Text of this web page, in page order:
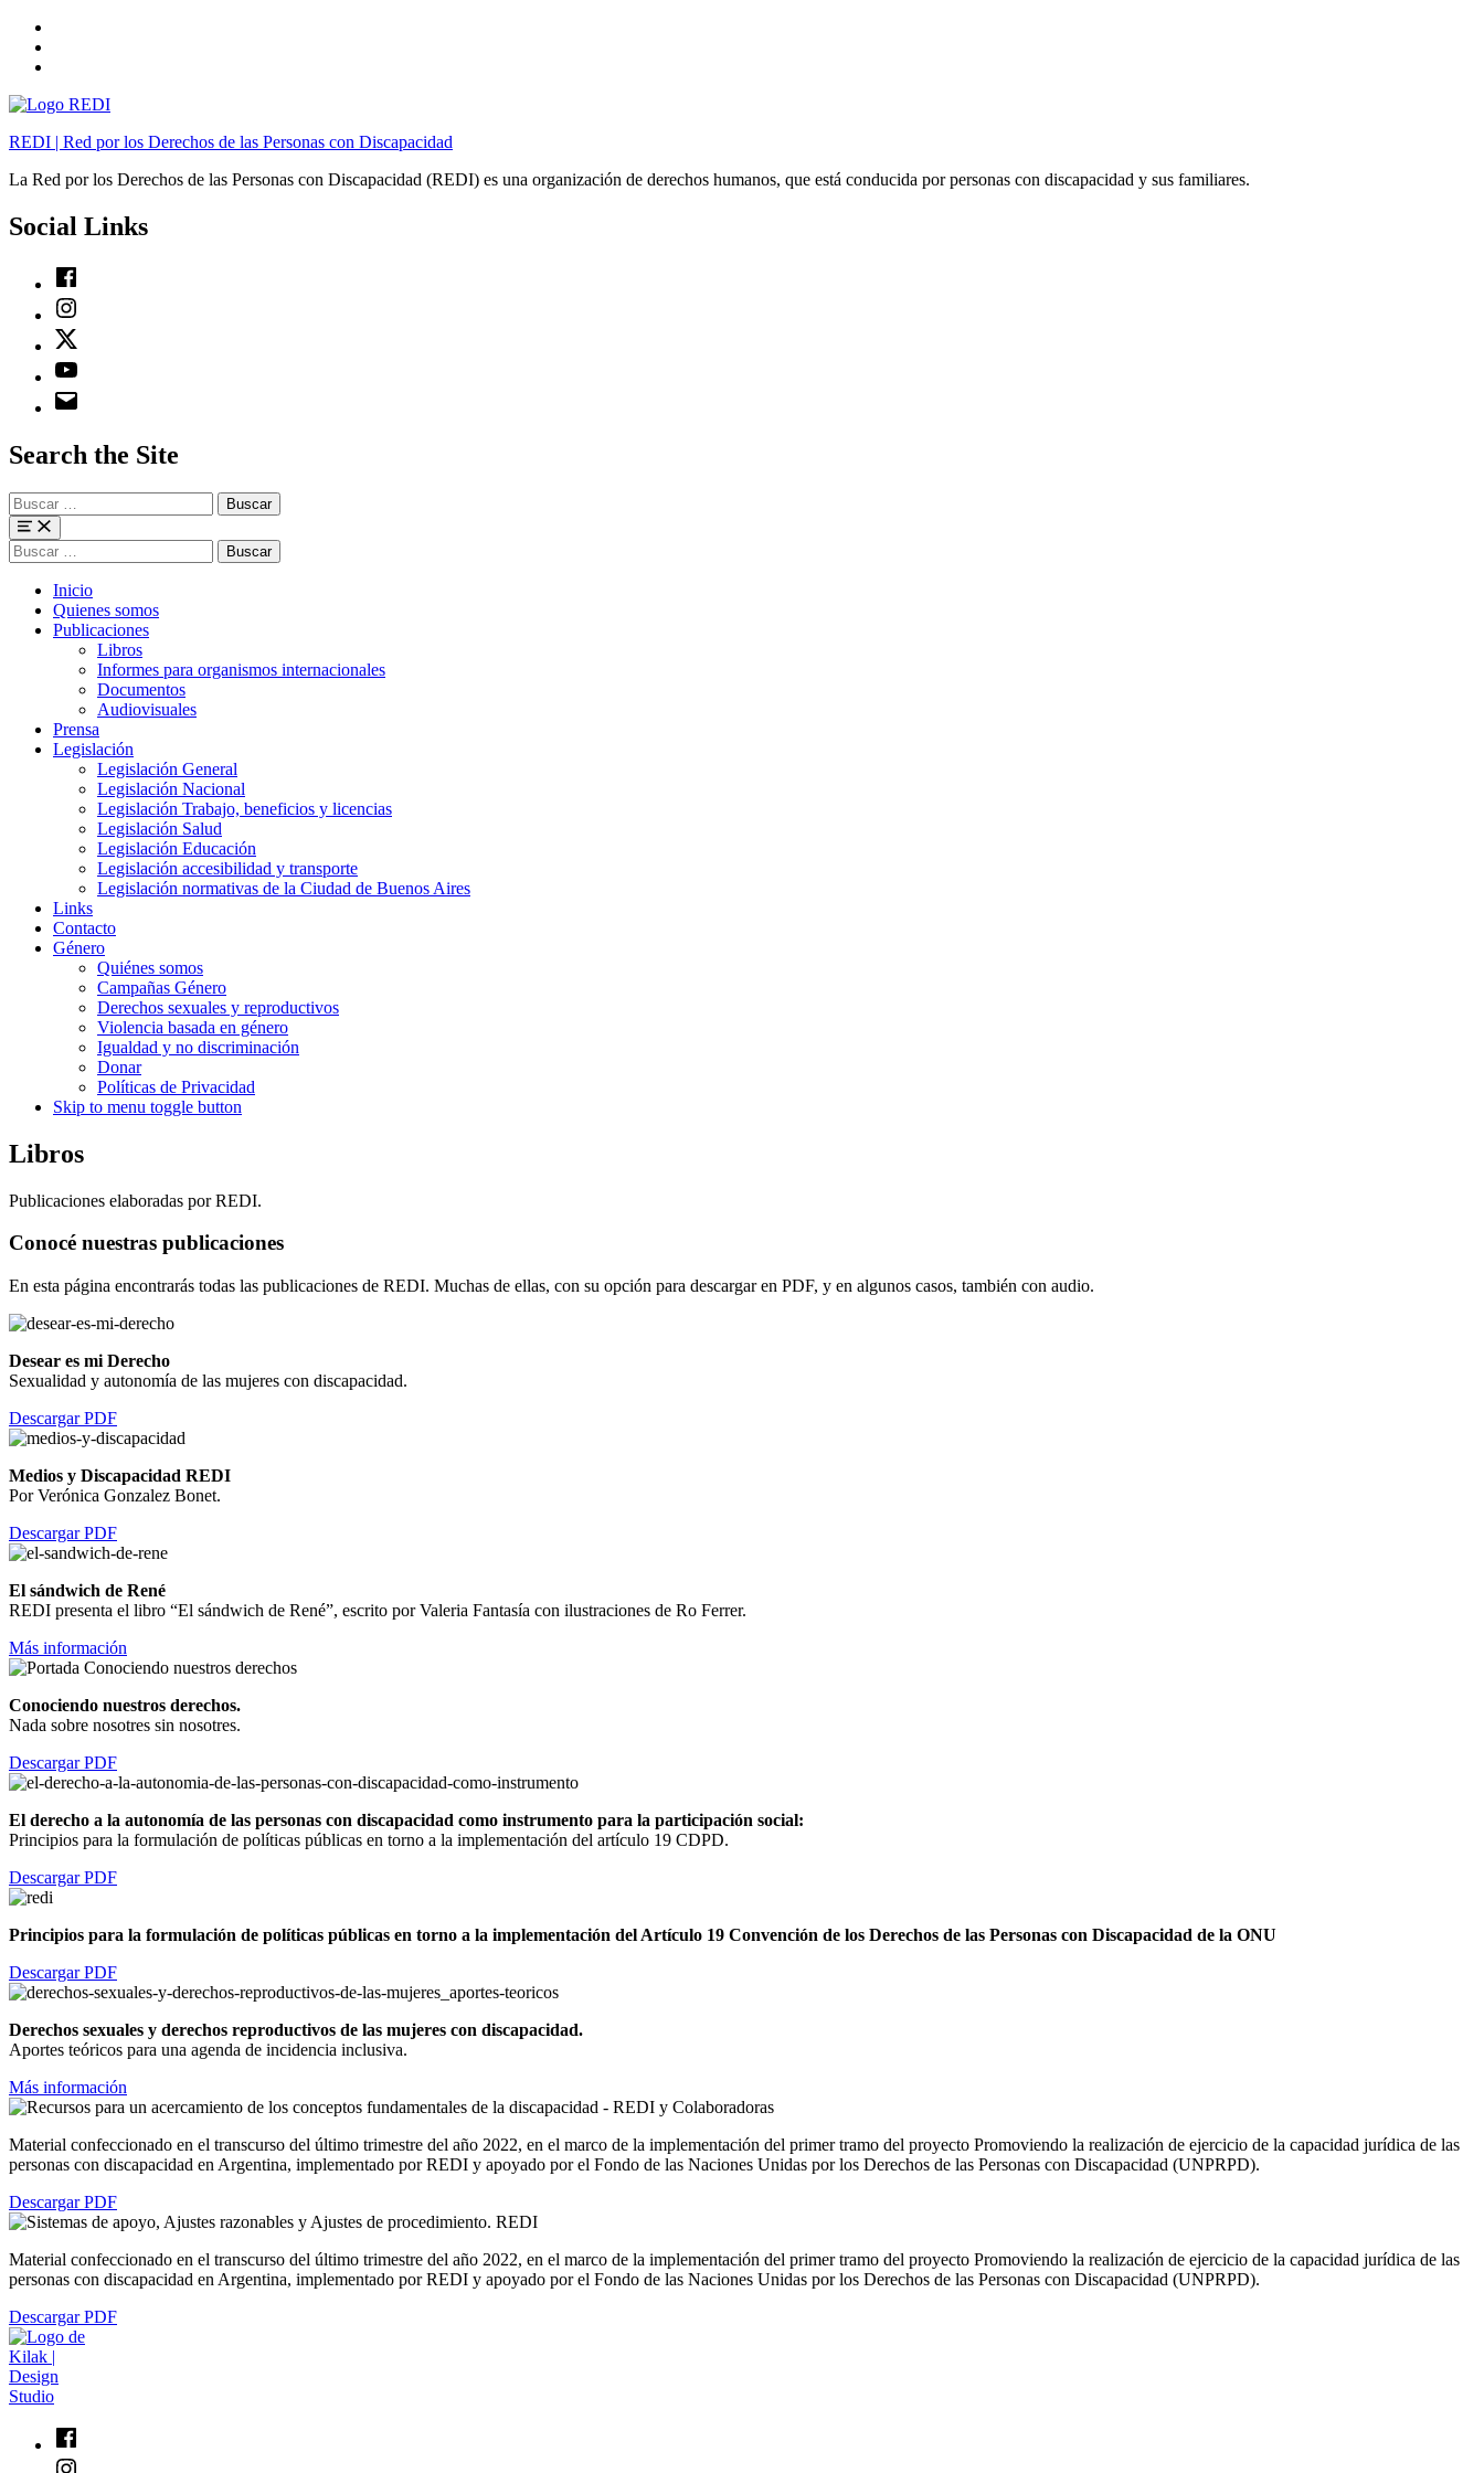
content
footer
REDI | Red por los Derechos de las Personas con Discapacidad
La Red por los Derechos de las Personas con Discapacidad (REDI) es una organización de derechos humanos, que está conducida por personas con discapacidad y sus familiares.
Social Links
Facebook
Instagram
Twitter
Youtube
Email
Search the Site
Buscar
para:
Menu
Buscar
para:
Inicio
Quienes somos
Publicaciones
Libros
Informes para organismos internacionales
Documentos
Audiovisuales
Prensa
Legislación
Legislación General
Legislación Nacional
Legislación Trabajo, beneficios y licencias
Legislación Salud
Legislación Educación
Legislación accesibilidad y transporte
Legislación normativas de la Ciudad de Buenos Aires
Links
Contacto
Género
Quiénes somos
Campañas Género
Derechos sexuales y reproductivos
Violencia basada en género
Igualdad y no discriminación
Donar
Políticas de Privacidad
Skip to menu toggle button
Libros
Publicaciones elaboradas por REDI.
Conocé nuestras publicaciones
En esta página encontrarás todas las publicaciones de REDI. Muchas de ellas, con su opción para descargar en PDF, y en algunos casos, también con audio.
Desear es mi Derecho
Sexualidad y autonomía de las mujeres con discapacidad.
Descargar PDF
Medios y Discapacidad REDI
Por Verónica Gonzalez Bonet.
Descargar PDF
El sándwich de René
REDI presenta el libro “El sándwich de René”, escrito por Valeria Fantasía con ilustraciones de Ro Ferrer.
Más información
Conociendo nuestros derechos.
Nada sobre nosotres sin nosotres.
Descargar PDF
El derecho a la autonomía de las personas con discapacidad como instrumento para la participación social:
Principios para la formulación de políticas públicas en torno a la implementación del artículo 19 CDPD.
Descargar PDF
Principios para la formulación de políticas públicas en torno a la implementación del Artículo 19 Convención de los Derechos de las Personas con Discapacidad de la ONU
Descargar PDF
Derechos sexuales y derechos reproductivos de las mujeres con discapacidad.
Aportes teóricos para una agenda de incidencia inclusiva.
Más información
Material confeccionado en el transcurso del último trimestre del año 2022, en el marco de la implementación del primer tramo del proyecto Promoviendo la realización de ejercicio de la capacidad jurídica de las
personas con discapacidad en Argentina, implementado por REDI y apoyado por el Fondo de las Naciones Unidas por los Derechos de las Personas con Discapacidad (UNPRPD).
Descargar PDF
Material confeccionado en el transcurso del último trimestre del año 2022, en el marco de la implementación del primer tramo del proyecto Promoviendo la realización de ejercicio de la capacidad jurídica de las
personas con discapacidad en Argentina, implementado por REDI y apoyado por el Fondo de las Naciones Unidas por los Derechos de las Personas con Discapacidad (UNPRPD).
Descargar PDF
Skip
back
to
main
Facebook
Instagram